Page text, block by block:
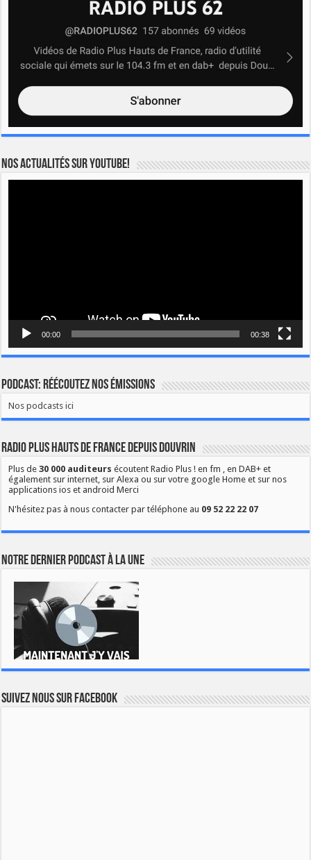
Nos actualités sur YOUTUBE!
00:00 00:38
Podcast: Réécoutez nos émissions
Nos podcasts ici
Radio Plus Hauts de France depuis Douvrin
Plus de30 000 auditeurs écoutent Radio Plus ! en fm , en DAB+ et
également sur internet, sur Alexa ou sur votre google Home et sur nos
applications ios et android Merci
N'hésitez pas à nous contacter par téléphone au 09 52 22 22 07
Notre dernier podcast à la une
Suivez nous sur Facebook